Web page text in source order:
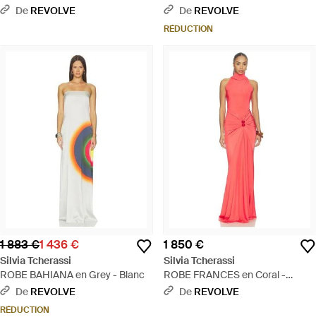
M - Blanc
De REVOLVE De REVOLVE
RÉDUCTION
1 883 €1 436 €
Silvia Tcherassi
ROBE BAHIANA en Grey - Blanc
De REVOLVE
RÉDUCTION
1 850 €
Silvia Tcherassi
ROBE FRANCES en Coral -
Rouge
De REVOLVE